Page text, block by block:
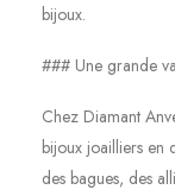
bijoux.
### Une grande
Chez Diamant
bijoux joailliers en
des bagues, des